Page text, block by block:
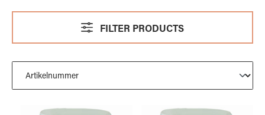
FILTER PRODUCTS